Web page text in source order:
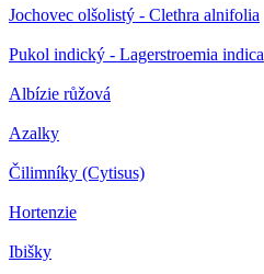
Jochovec olšolistý - Clethra alnifolia
Pukol indický - Lagerstroemia indica
Albízie růžová
Azalky
Čilimníky (Cytisus)
Hortenzie
Ibišky